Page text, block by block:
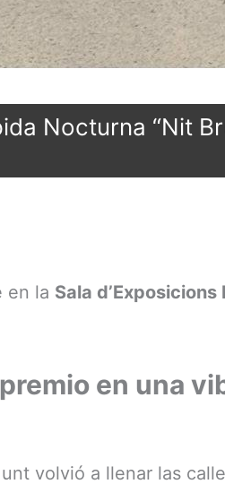
Nocturna “Nit
en la Sala
en una
volvió a llenar las